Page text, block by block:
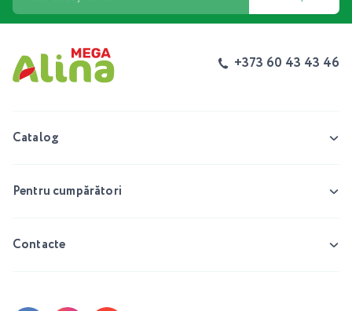
+373 60 43 43 46
Catalog
Pentru cumpărători
Contacte